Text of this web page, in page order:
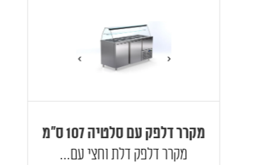
מקרר דלפק עם סלטיה 107 ס"מ
מקרר דלפק דלת וחצי עם...